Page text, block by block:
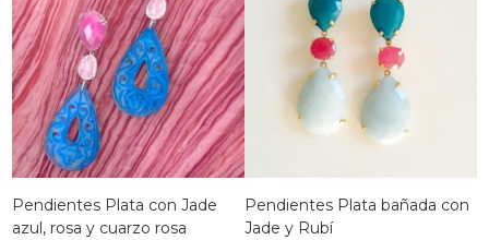
Pendientes Plata con Jade
azul, rosa y cuarzo rosa
Pendientes Plata bañada con
Jade y Rubí